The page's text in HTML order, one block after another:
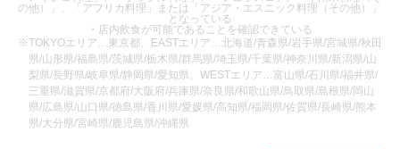
の他）」、「アフリカ料理」または「アジア・エスニック料理（その他）」
となっている
・店内飲食が可能であることを確認できている
※TOKYOエリア…東京都、EASTエリア…北海道/青森県/岩手県/宮城県/秋田
県/山形県/福島県/茨城県/栃木県/群馬県/埼玉県/千葉県/神奈川県/新潟県/山
梨県/長野県/岐阜県/静岡県/愛知県、WESTエリア…富山県/石川県/福井県/
三重県/滋賀県/京都府/大阪府/兵庫県/奈良県/和歌山県/鳥取県/島根県/岡山
県/広島県/山口県/徳島県/香川県/愛媛県/高知県/福岡県/佐賀県/長崎県/熊本
県/大分県/宮崎県/鹿児島県/沖縄県